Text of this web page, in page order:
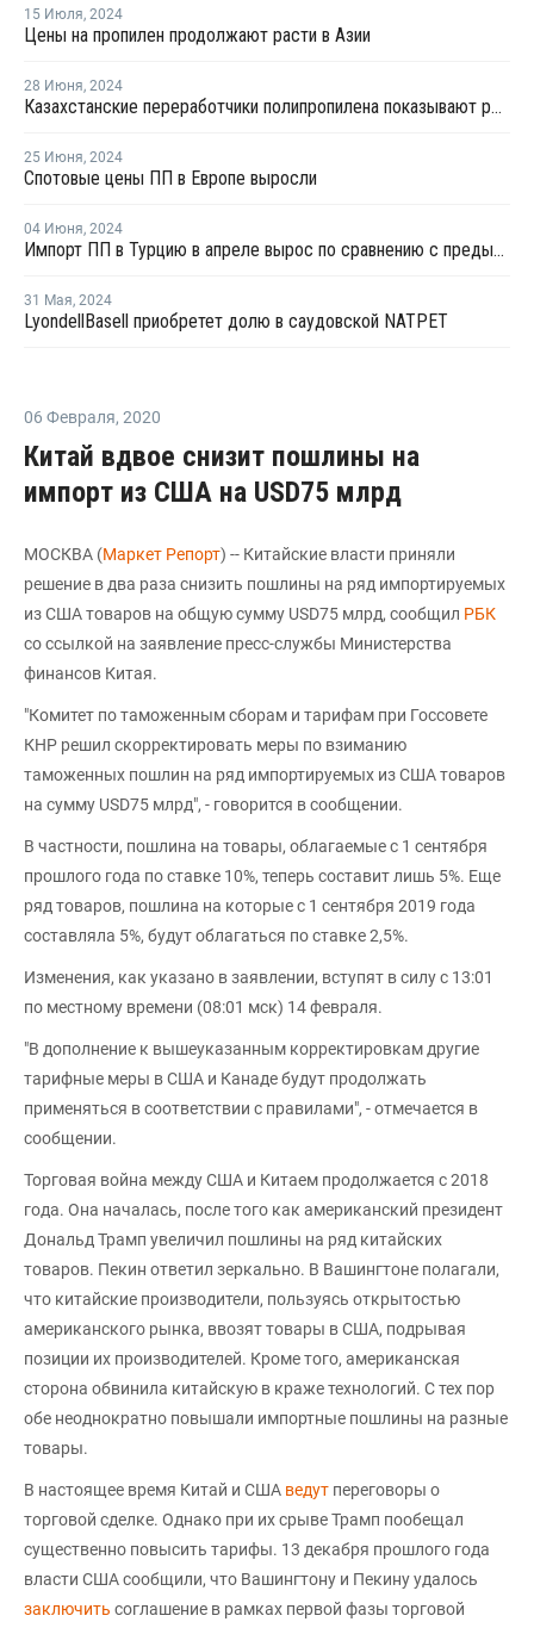
15 Июля, 2024
Цены на пропилен продолжают расти в Азии
28 Июня, 2024
Казахстанские переработчики полипропилена показывают рекордные темпы развития
25 Июня, 2024
Спотовые цены ПП в Европе выросли
04 Июня, 2024
Импорт ПП в Турцию в апреле вырос по сравнению с предыдущим месяцем
31 Мая, 2024
LyondellBasell приобретет долю в саудовской NATPET
06 Февраля, 2020
Китай вдвое снизит пошлины на
импорт из США на USD75 млрд
МОСКВА (Маркет Репорт) -- Китайские власти приняли
решение в два раза снизить пошлины на ряд импортируемых
из США товаров на общую сумму USD75 млрд, сообщил РБК
со ссылкой на заявление пресс-службы Министерства
финансов Китая.
"Комитет по таможенным сборам и тарифам при Госсовете
КНР решил скорректировать меры по взиманию
таможенных пошлин на ряд импортируемых из США товаров
на сумму USD75 млрд", - говорится в сообщении.
В частности, пошлина на товары, облагаемые с 1 сентября
прошлого года по ставке 10%, теперь составит лишь 5%. Еще
ряд товаров, пошлина на которые с 1 сентября 2019 года
составляла 5%, будут облагаться по ставке 2,5%.
Изменения, как указано в заявлении, вступят в силу с 13:01
по местному времени (08:01 мск) 14 февраля.
"В дополнение к вышеуказанным корректировкам другие
тарифные меры в США и Канаде будут продолжать
применяться в соответствии с правилами", - отмечается в
сообщении.
Торговая война между США и Китаем продолжается с 2018
года. Она началась, после того как американский президент
Дональд Трамп увеличил пошлины на ряд китайских
товаров. Пекин ответил зеркально. В Вашингтоне полагали,
что китайские производители, пользуясь открытостью
американского рынка, ввозят товары в США, подрывая
позиции их производителей. Кроме того, американская
сторона обвинила китайскую в краже технологий. С тех пор
обе неоднократно повышали импортные пошлины на разные
товары.
В настоящее время Китай и США ведут переговоры о
торговой сделке. Однако при их срыве Трамп пообещал
существенно повысить тарифы. 13 декабря прошлого года
власти США сообщили, что Вашингтону и Пекину удалось
заключить соглашение в рамках первой фазы торговой